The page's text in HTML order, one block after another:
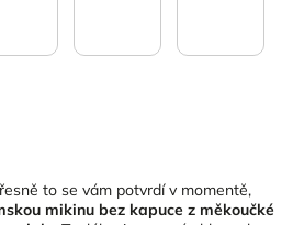
to se vám potvrdí v momentě,
mikinu bez kapuce z měkoučké